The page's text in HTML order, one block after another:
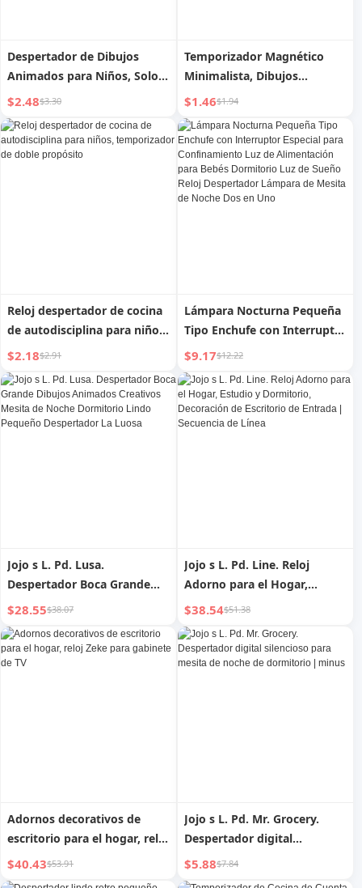
Despertador de Dibujos
Animados para Niños, Solo
para Estudiantes,
Despertador Práctico 2024,
Nuevo Reloj Inteligente con
Temporizador
$2.48$3.30
Temporizador Magnético
Minimalista, Dibujos
Animados Creativos,
Macetita Pequeña,
Multifuncional para Cocina,
Gestor de Tiempo de
Estudio, Temporizador de
Cuenta Atrás Positiva
$1.46$1.94
Reloj despertador de cocina
de autodisciplina para niños,
temporizador de doble
propósito
$2.18$2.91
Lámpara Nocturna Pequeña
Tipo Enchufe con Interruptor
Especial para Confinamiento
Luz de Alimentación para
Bebés Dormitorio Luz de
Sueño Reloj Despertador
Lámpara de Mesita de Noche
$9.17$12.22
Jojo s L. Pd. Lusa.
Despertador Boca Grande
Dibujos Animados Creativos
Mesita de Noche Dormitorio
Lindo Pequeño Despertador
La Luosa
$28.55$38.07
Jojo s L. Pd. Line. Reloj
Adorno para el Hogar,
Estudio y Dormitorio,
Decoración de Escritorio de
Entrada | Secuencia de Línea
$38.54$51.38
Adornos decorativos de
escritorio para el hogar, reloj
Zeke para gabinete de TV
$40.43$53.91
Jojo s L. Pd. Mr. Grocery.
Despertador digital
silencioso para mesita de
noche de dormitorio |
$5.88$7.84